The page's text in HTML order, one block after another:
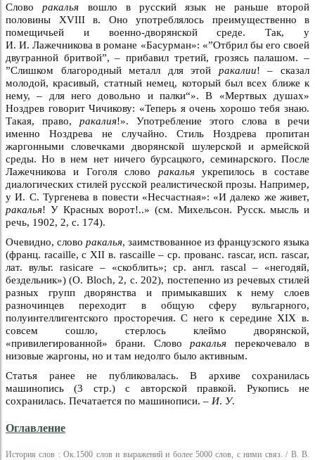
Словоракалья вошло в русский язык не раньше второй
половины XVIII в. Оно употреблялось преимущественно в
помещичьей и военно-дворянской среде. Так, у
И. И. Лажечникова в романе «Басурман»: «”Отбрил бы его своей
двугранной бритвой”, – прибавил третий, грозясь палашом. –
”Слишком благородный металл для этой ракалии! – сказал
молодой, красивый, статный немец, который был всех ближе к
нему, – для него довольно и палки“». В «Мертвых душах»
Ноздрев говорит Чичикову: «Теперь я очень хорошо тебя знаю.
Такая, право, ракалия!». Употребление этого слова в речи
именно Ноздрева не случайно. Стиль Ноздрева пропитан
жаргонными словечками дворянской шулерской и армейской
среды. Но в нем нет ничего бурсацкого, семинарского. После
Лажечникова и Гоголя слово ракальяукрепилось в составе
диалогических стилей русской реалистической прозы. Например,
у И. С. Тургенева в повести «Несчастная»: «И далеко же живет,
ракалья! У Красных ворот!..» (см. Михельсон. Русск. мысль и
речь, 1902, 2, с. 174).
Очевидно, слово ракалья, заимствованное из французского языка
(франц. racaille, с XII в. rascaille – ср. прованс. rascar, исп. rascar,
лат. вульг. rasicare – «скоблить»; ср. англ. rascal – «негодяй,
бездельник») (О. Вloch, 2, с. 202), постепенно из речевых стилей
разных групп дворянства и примыкавших к нему слоев
разночинцев переходит в общую сферу вульгарного,
полуинтеллигентского просторечия. С него к середине XIX в.
совсем сошло, стерлось клеймо дворянской,
«привилегированной» брани. Словоракалья перекочевало в
низовые жаргоны, но и там недолго было активным.
Статья ранее не публиковалась. В архиве сохранилась
машинопись (3 стр.) с авторской правкой. Рукопись не
сохранилась. Печатается по машинописи. – И. У.
Оглавление
История слов : Ок.1500 слов и выражений и более 5000 слов, с ними связ. / В. В.